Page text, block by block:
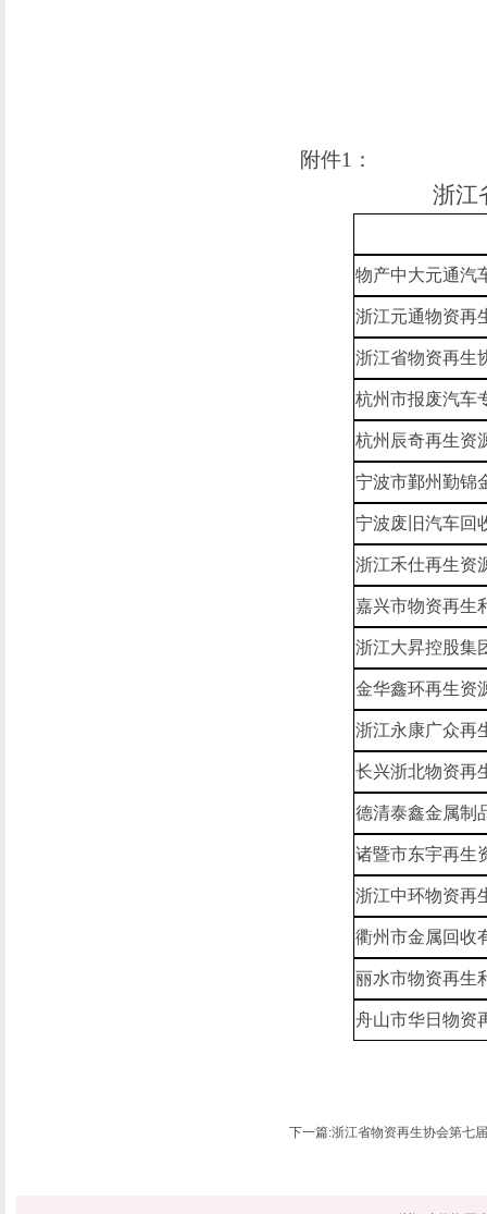
附件1：
浙江
物产中大元通汽
浙江元通物资再
浙江省物资再生
杭州市报废汽车
杭州辰奇再生资
宁波市鄞州勤锦
宁波废旧汽车回
浙江禾仕再生资
嘉兴市物资再生
浙江大昇控股集
金华鑫环再生资
浙江永康广众再
长兴浙北物资再
德清泰鑫金属制
诸暨市东宇再生
浙江中环物资再
衢州市金属回收
丽水市物资再生
舟山市华日物资
下一篇:浙江省物资再生协会第七